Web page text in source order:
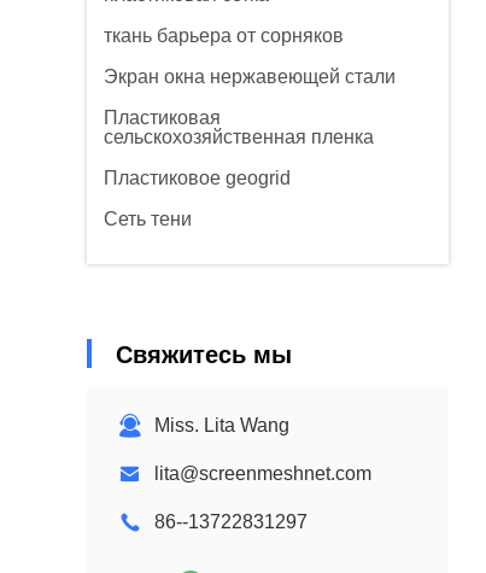
ткань барьера от сорняков
Экран окна нержавеющей стали
Пластиковая
сельскохозяйственная пленка
Пластиковое geogrid
Сеть тени
Свяжитесь мы
Miss. Lita Wang
lita@screenmeshnet.com
86--13722831297